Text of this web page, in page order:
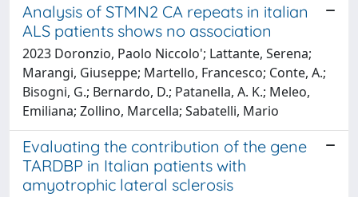
Analysis of STMN2 CA repeats in italian
ALS patients shows no association
2023 Doronzio, Paolo Niccolo'; Lattante, Serena;
Marangi, Giuseppe; Martello, Francesco; Conte, A.;
Bisogni, G.; Bernardo, D.; Patanella, A. K.; Meleo,
Emiliana; Zollino, Marcella; Sabatelli, Mario
Evaluating the contribution of the gene
TARDBP in Italian patients with
amyotrophic lateral sclerosis